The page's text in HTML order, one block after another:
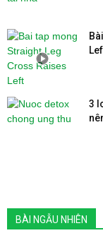
3
BÀI NGẪU NHIÊN